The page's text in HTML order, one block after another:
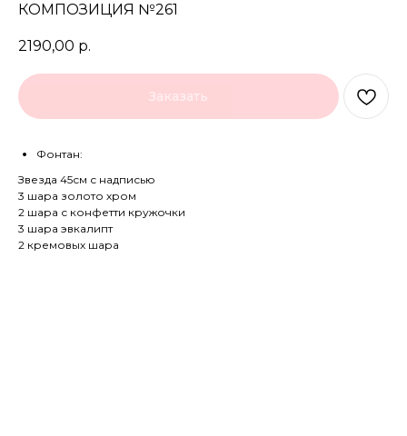
КОМПОЗИЦИЯ №261
2190,00 р.
Заказать
Фонтан:
Звезда 45см с надписью
3 шара золото хром
2 шара с конфетти кружочки
3 шара эвкалипт
2 кремовых шара